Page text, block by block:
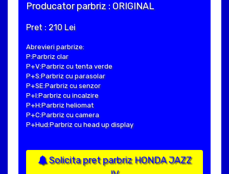
Producator parbriz : ORIGINAL
Pret : 210 Lei
Abrevieri parbrize:
P:Parbriz clar
P+V:Parbriz cu tenta verde
P+S:Parbriz cu parasolar
P+SE:Parbriz cu senzor
P+I:Parbriz cu incalzire
P+H:Parbriz heliomat
P+C:Parbriz cu camera
P+Hud:Parbriz cu head up display
Solicita pret parbriz HONDA JAZZ